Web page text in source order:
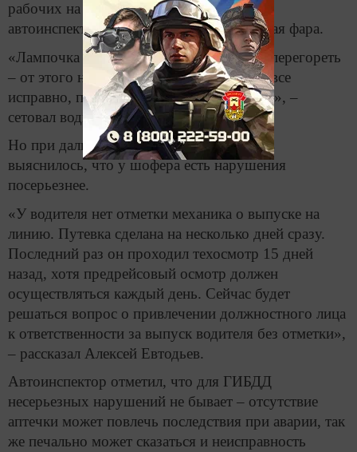
рабочих на предприятие. Сначала в глаза
автоинспекторам бросилась неработающая фара.
«Лампочка ведь в любой момент может перегореть
– от этого никто не застрахован. У меня все
исправно, подумаешь, какая-то лампочка», –
сетовал водитель вахты.
Но при дальнейшем осмотре документов
выяснилось, что у шофера есть нарушения
посерьезнее.
«У водителя нет отметки механика о выпуске на
линию. Путевка сделана на несколько дней сразу.
Последний раз он проходил техосмотр 15 дней
назад, хотя предрейсовый осмотр должен
осуществляться каждый день. Сейчас будет
решаться вопрос о привлечении должностного лица
к ответственности за выпуск водителя без отметки»,
– рассказал Алексей Евтодьев.
Автоинспектор отметил, что для ГИБДД
несерьезных нарушений не бывает – отсутствие
аптечки может повлечь последствия при аварии, так
же печально может сказаться и неисправность